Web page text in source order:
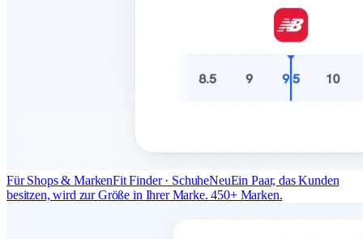
Für Shops & MarkenFit Finder · SchuheNeuEin Paar, das Kunden
besitzen, wird zur Größe in Ihrer Marke. 450+ Marken.